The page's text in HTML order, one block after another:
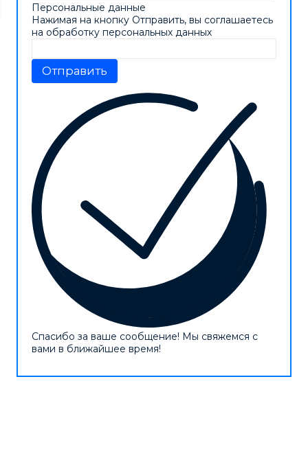
Персональные данные
Нажимая на кнопку Отправить, вы соглашаетесь
на обработку персональных данных
Отправить
Спасибо за ваше сообщение! Мы свяжемся с
вами в ближайшее время!